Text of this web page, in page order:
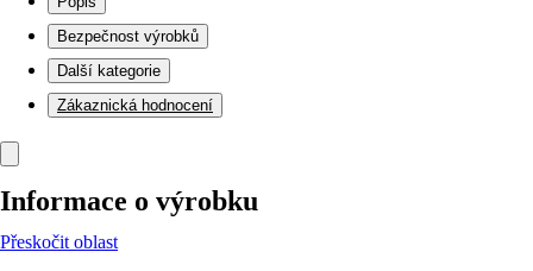
Bezpečnost výrobků
Další kategorie
Zákaznická hodnocení
Informace o výrobku
Přeskočit oblast